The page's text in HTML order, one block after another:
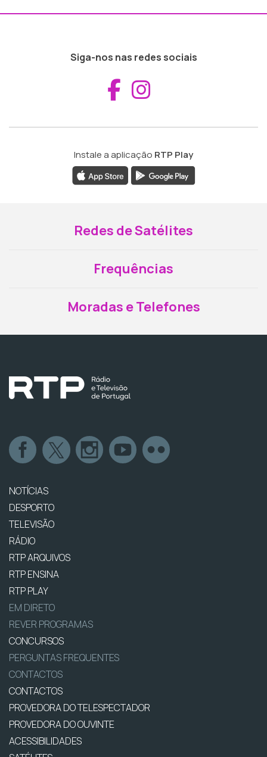
Siga-nos nas redes sociais
Aceder ao
Instale a aplicação RTP Play
Redes de Satélites
Frequências
Moradas e Telefones
NOTÍCIAS
DESPORTO
TELEVISÃO
RÁDIO
RTP ARQUIVOS
RTP ENSINA
RTP PLAY
EM DIRETO
REVER PROGRAMAS
CONCURSOS
PERGUNTAS FREQUENTES
CONTACTOS
CONTACTOS
PROVEDORA DO TELESPECTADOR
PROVEDORA DO OUVINTE
ACESSIBILIDADES